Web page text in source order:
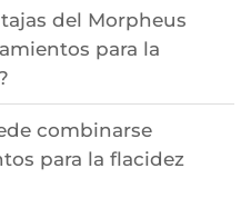
del Morpheus
para la
combinarse
para la flacidez